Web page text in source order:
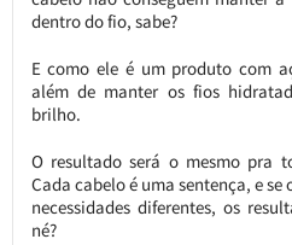
dentro do fio, sabe?
E como ele é um produto com
além de manter os fios
brilho.
O resultado será o mesmo pra
Cada cabelo é uma sentença, e
necessidades diferentes, os
né?